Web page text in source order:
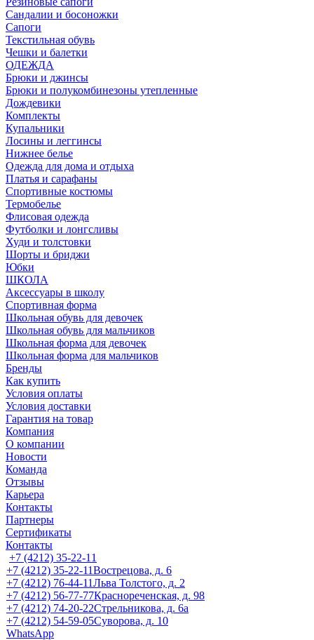
Сандалии и босоножки
Сапоги
Текстильная обувь
Чешки и балетки
ОДЕЖДА
Брюки и джинсы
Брюки и полукомбинезоны утепленные
Дождевики
Комплекты
Купальники
Лосины и леггинсы
Нижнее белье
Одежда для дома и отдыха
Платья и сарафаны
Спортивные костюмы
Термобелье
Флисовая одежда
Футболки и лонгсливы
Худи и толстовки
Шорты и бриджи
Юбки
ШКОЛА
Аксессуары в школу
Спортивная форма
Школьная обувь для девочек
Школьная обувь для мальчиков
Школьная форма для девочек
Школьная форма для мальчиков
Бренды
Как купить
Условия оплаты
Условия доставки
Гарантия на товар
Компания
О компании
Новости
Команда
Отзывы
Карьера
Контакты
Партнеры
Сертификаты
Контакты
+7 (4212) 35-22-11
+7 (4212) 35-22-11Вострецова, д. 6
+7 (4212) 76-44-11Льва Толстого, д. 2
+7 (4212) 56-77-77Краснореченская, д. 98
+7 (4212) 74-20-22Стрельникова, д. 6а
+7 (4212) 54-59-05Суворова, д. 10
WhatsApp